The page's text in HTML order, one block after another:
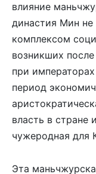
влияние
династия Мин не
комплексом
возникших
при
период
власть в стране
чужеродная для
Эта